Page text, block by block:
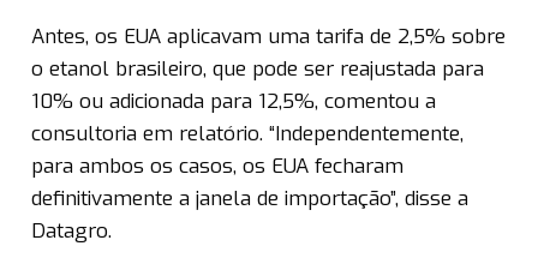
Antes, os EUA aplicavam uma tarifa de 2,5% sobre
o etanol brasileiro, que pode ser reajustada para
10% ou adicionada para 12,5%, comentou a
consultoria em relatório. “Independentemente,
para ambos os casos, os EUA fecharam
definitivamente a janela de importação”, disse a
Datagro.